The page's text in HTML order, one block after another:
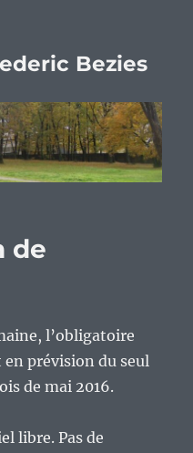
Bezies
de
l’obligatoire
prévision du seul
de mai 2016.
libre. Pas de